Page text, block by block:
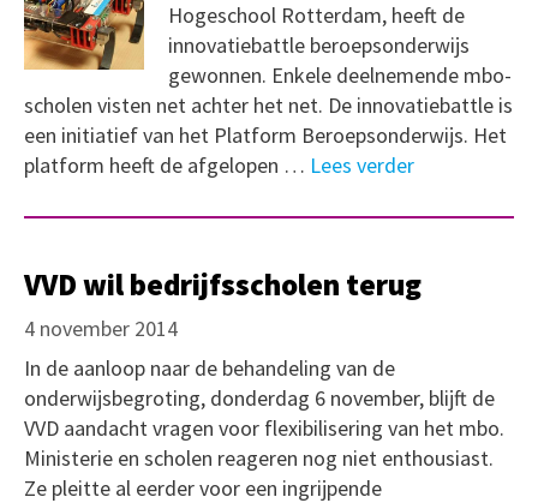
Hogeschool Rotterdam, heeft de
innovatiebattle beroepsonderwijs
gewonnen. Enkele deelnemende mbo-
scholen visten net achter het net. De innovatiebattle is
een initiatief van het Platform Beroepsonderwijs. Het
platform heeft de afgelopen … Lees verder
VVD wil bedrijfsscholen terug
4 november 2014
In de aanloop naar de behandeling van de
onderwijsbegroting, donderdag 6 november, blijft de
VVD aandacht vragen voor flexibilisering van het mbo.
Ministerie en scholen reageren nog niet enthousiast.
Ze pleitte al eerder voor een ingrijpende